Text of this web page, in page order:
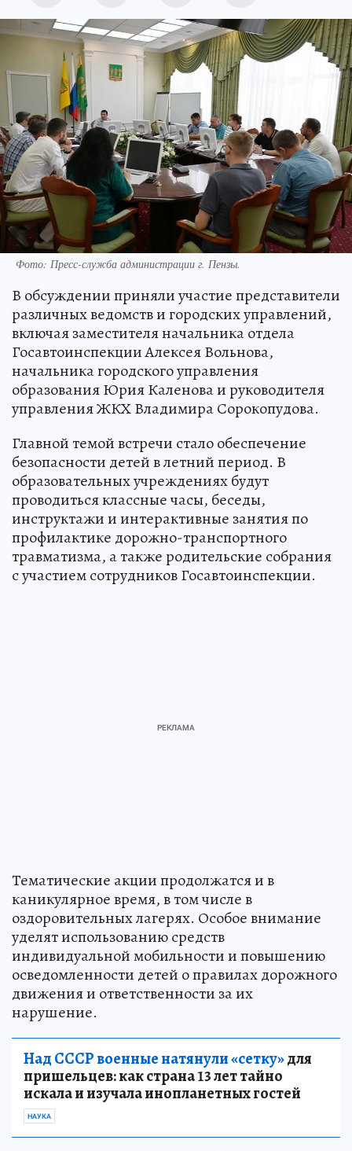
Фото: Пресс-служба администрации г. Пензы.
В обсуждении приняли участие представители
различных ведомств и городских управлений,
включая заместителя начальника отдела
Госавтоинспекции Алексея Вольнова,
начальника городского управления
образования Юрия Каленова и руководителя
управления ЖКХ Владимира Сорокопудова.
Главной темой встречи стало обеспечение
безопасности детей в летний период. В
образовательных учреждениях будут
проводиться классные часы, беседы,
инструктажи и интерактивные занятия по
профилактике дорожно-транспортного
травматизма, а также родительские собрания
с участием сотрудников Госавтоинспекции.
Тематические акции продолжатся и в
каникулярное время, в том числе в
оздоровительных лагерях. Особое внимание
уделят использованию средств
индивидуальной мобильности и повышению
осведомленности детей о правилах дорожного
движения и ответственности за их
нарушение.
Над СССР военные натянули «сетку»для
пришельцев: как страна 13 лет тайно
искала и изучала инопланетных гостей
НАУКА